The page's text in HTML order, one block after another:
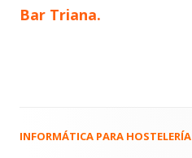
de
Bar Triana.
Barra
INFORMÁTICA PARA HOSTELERÍA